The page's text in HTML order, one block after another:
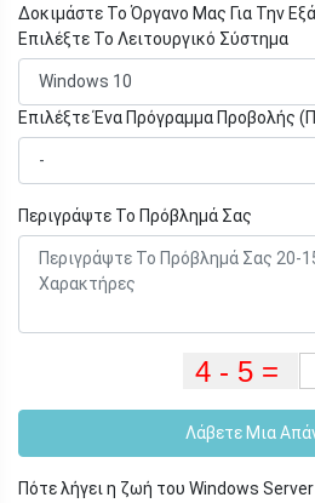
Δοκιμάστε Το Όργανο Μας Για Την
Επιλέξτε Το Λειτουργικό Σύστημα
Επιλέξτε Ένα Πρόγραμμα Προβολής
Περιγράψτε Το Πρόβλημά Σας
Λάβετε Μια
Πότε λήγει η ζωή του Windows